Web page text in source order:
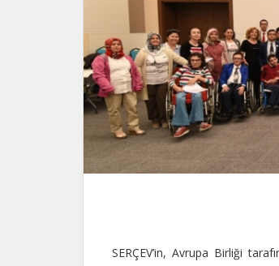
SERÇEV’in, Avrupa Birliği